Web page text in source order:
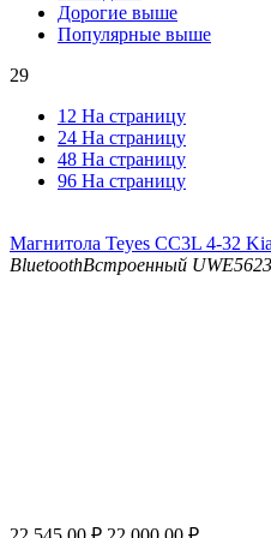
Дорогие выше
Популярные выше
29
12 На страницу
24 На страницу
48 На страницу
96 На страницу
Магнитола Teyes CC3L 4-32
BluetoothВстроенный